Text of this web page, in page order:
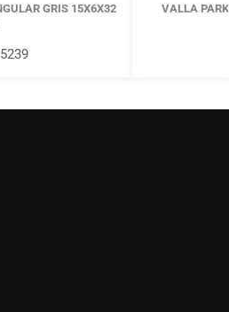
GRIS 15X6X32
5239
VALLA